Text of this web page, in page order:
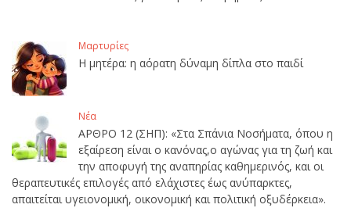
Μαρτυρίες
Η μητέρα: η αόρατη δύναμη δίπλα στο παιδί
Νέα
ΑΡΘΡΟ 12 (ΣΗΠ): «Στα Σπάνια Νοσήματα, όπου η
εξαίρεση είναι ο κανόνας,ο αγώνας για τη ζωή και
την αποφυγή της αναπηρίας καθημερινός, και οι
θεραπευτικές επιλογές από ελάχιστες έως ανύπαρκτες,
απαιτείται υγειονομική, οικονομική και πολιτική οξυδέρκεια».